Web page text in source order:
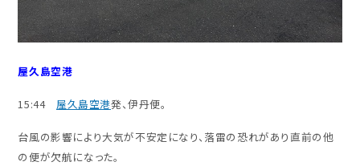
屋久島空港
15:44 屋久島空港発、伊丹便。
台風の影響により大気が不安定になり、落雷の恐れがあり直前の他
の便が欠航になった。